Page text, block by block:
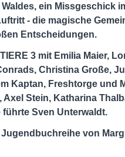
ein Missgeschick
- die magische
Entscheidungen.
3 mit Emilia Maier,
Christina Große,
Kaptan, Freshtorge und
Stein, Katharina
Sven Unterwaldt.
von